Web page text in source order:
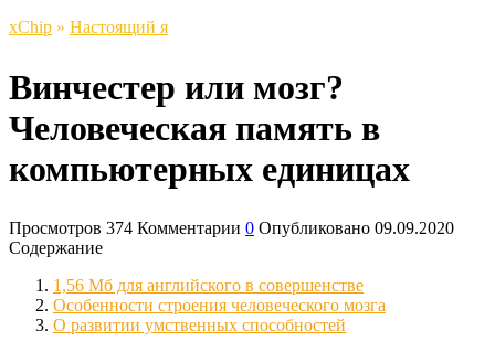
xСhip » Настоящий я
Винчестер или мозг?
Человеческая память в
компьютерных единицах
Просмотров 374 Комментарии 0 Опубликовано 09.09.2020
Содержание
1,56 Мб для английского в совершенстве
Особенности строения человеческого мозга
О развитии умственных способностей